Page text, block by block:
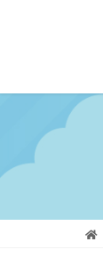
ツ
シ
移